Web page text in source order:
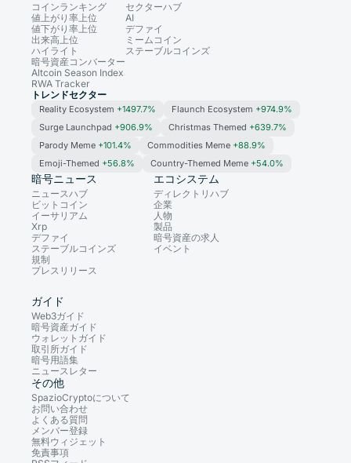
コインランキング
値上がり率上位
値下がり率上位
出来高上位
ハイライト
暗号資産コンバーター
Altcoin Season Index
RWA Tracker
セクターハブ
AI
デファイ
ミームコイン
ステーブルコインズ
トレンドセクター
Reality Ecosystem +1497.7% Flaunch Ecosystem +974.9%
Surge Launchpad +906.9% Christmas Themed +639.7%
Parody Meme +101.4% Commodities Meme +88.9%
Emoji-Themed +56.8% Country-Themed Meme +54.0%
暗号ニュース
ニュースハブ
ビットコイン
イーサリアム
Xrp
デファイ
ステーブルコインズ
規制
プレスリリース
エコシステム
ディレクトリハブ
企業
人物
製品
暗号資産の求人
イベント
ガイド
Web3ガイド
暗号資産ガイド
ウォレットガイド
取引所ガイド
暗号用語集
ニュースレター
その他
SpazioCryptoについて
お問い合わせ
よくある質問
メンバー登録
無料ウィジェット
免責事項